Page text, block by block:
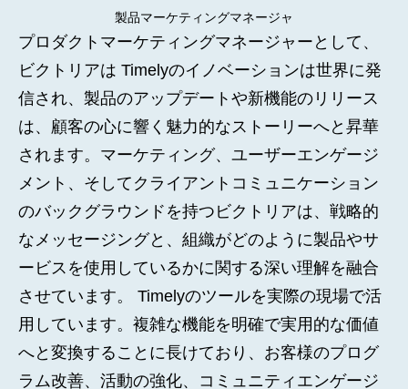
製品マーケティングマネージャ
プロダクトマーケティングマネージャーとして、
ビクトリアは Timelyのイノベーションは世界に発
信され、製品のアップデートや新機能のリリース
は、顧客の心に響く魅力的なストーリーへと昇華
されます。マーケティング、ユーザーエンゲージ
メント、そしてクライアントコミュニケーション
のバックグラウンドを持つビクトリアは、戦略的
なメッセージングと、組織がどのように製品やサ
ービスを使用しているかに関する深い理解を融合
させています。 Timelyのツールを実際の現場で活
用しています。複雑な機能を明確で実用的な価値
へと変換することに長けており、お客様のプログ
ラム改善、活動の強化、コミュニティエンゲージ